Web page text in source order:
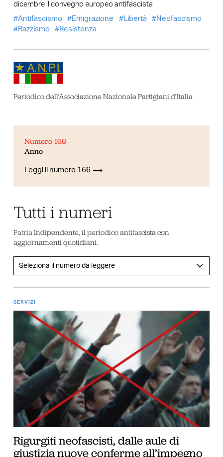
dicembre il convegno europeo antifascista
Antifascismo
Emigrazione Libertà
Neofascismo
Razzismo
Resistenza
Periodico dell’Associazione Nazionale Partigiani d’Italia
Numero 166
Anno
Leggi il numero 166
Tutti i numeri
Patria Indipendente, il periodico antifascista con
aggiornamenti quotidiani.
SERVIZI
Rigurgiti neofascisti, dalle aule di
giustizia nuove conferme all’impegno